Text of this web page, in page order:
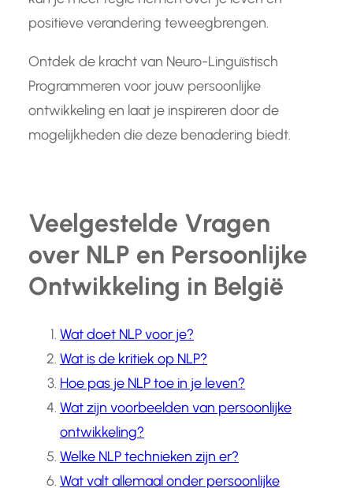
positieve verandering teweegbrengen.
Ontdek de kracht van Neuro-Linguïstisch
Programmeren voor jouw persoonlijke
ontwikkeling en laat je inspireren door de
mogelijkheden die deze benadering biedt.
Veelgestelde Vragen
over NLP en Persoonlijke
Ontwikkeling in België
Wat doet NLP voor je?
Wat is de kritiek op NLP?
Hoe pas je NLP toe in je leven?
Wat zijn voorbeelden van persoonlijke
ontwikkeling?
Welke NLP technieken zijn er?
Wat valt allemaal onder persoonlijke